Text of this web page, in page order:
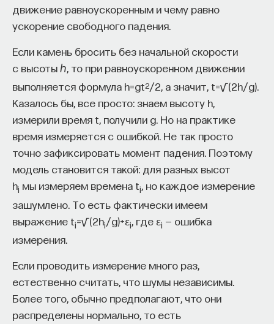
движение равноускоренным и чему равно
ускорение свободного падения.
Если камень бросить без начальной скорости
с высоты ℎ, то при равноускоренном движении
выполняется формула h=gt2/2, а значит, t=√(2h/g).
Казалось бы, все просто: знаем высоту h,
измерили время t, получили g. Но на практике
время измеряется с ошибкой. Не так просто
точно зафиксировать момент падения. Поэтому
модель становится такой: для разных высот
hi мы измеряем времена ti , но каждое измерение
зашумлено. То есть фактически имеем
выражение ti=√(2hi/g)+εi , где εi — ошибка
измерения.
Если проводить измерение много раз,
естественно считать, что шумы независимы.
Более того, обычно предполагают, что они
распределены нормально, то есть